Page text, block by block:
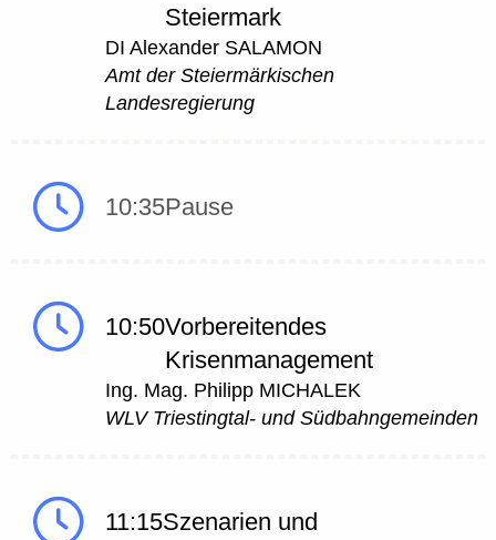
Steiermark
DI Alexander SALAMON
Amt der Steiermärkischen
Landesregierung
10:35Pause
10:50Vorbereitendes
Krisenmanagement
Ing. Mag. Philipp MICHALEK
WLV Triestingtal- und Südbahngemeinden
11:15Szenarien und